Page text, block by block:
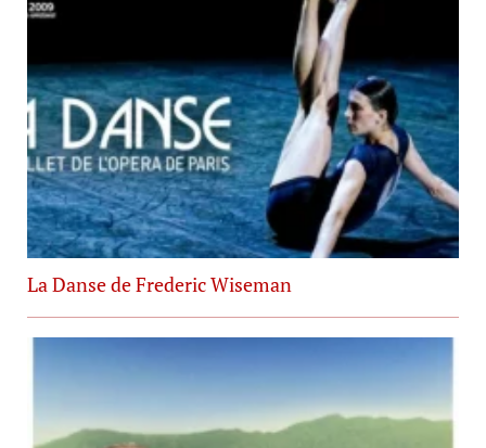
La Danse de Frederic Wiseman